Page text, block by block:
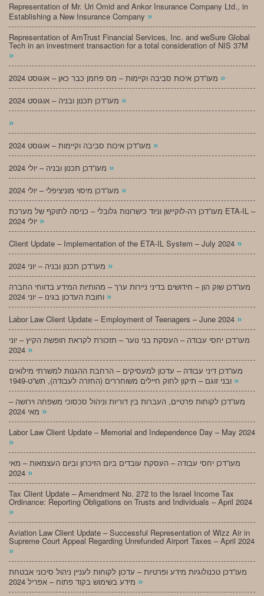
Representation of Mr. Uri Omid and Ankor Insurance Company Ltd., in
Establishing a New Insurance Company »
Representation of AmTrust Financial Services, Inc. and weSure Global
Tech in an investment transaction for a total consideration of NIS 37M
»
»
»
»
»
»
»
מעו”דכן רה-לוקיישן וניוד כישרונות גלובלי – כניסה לתוקף של מערכת ETA-IL –
»
Client Update – Implementation of the ETA-IL System – July 2024 »
»
מעו”דכן שוק הון – חידושים בדיני ניירות ערך – מהותיות המידע בדווחי החברה
»
Labor Law Client Update – Employment of Teenagers – June 2024 »
מעו”דכן יחסי עבודה – העסקת בני נוער – תזכורת לקראת חופשת הקיץ – יוני
»
מעו”דכן דיני עבודה – עדכון למעסיקים – הרחבת ההגנות למשרתי מילואים
»
מעו”דכן לקוחות פרטיים, העברות בין דוריות וניהול סכסוכי משפחה וירושה –
»
Labor Law Client Update – Memorial and Independence Day – May 2024
»
מעו”דכן יחסי עבודה – העסקת עובדים ביום הזיכרון וביום העצמאות – מאי
»
Tax Client Update – Amendment No. 272 to the Israel Income Tax
Ordinance: Reporting Obligations on Trusts and Individuals – April 2024
»
Aviation Law Client Update – Successful Representation of Wizz Air in
Supreme Court Appeal Regarding Unrefunded Airport Taxes – April 2024
»
מעו”דכן טכנולוגיות מידע ופרטיות – עדכון לקוחות לעניין ניהול סיכוני אבטחת
»